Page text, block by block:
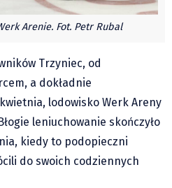
Milerskiego (archiwum)
Drobika (archiwum)
Arenie. Fot. Petr Rubal
Trzyniec, od
a dokładnie
lodowisko Werk Areny
leniuchowanie skończyło
kiedy to podopieczni
do swoich codziennych